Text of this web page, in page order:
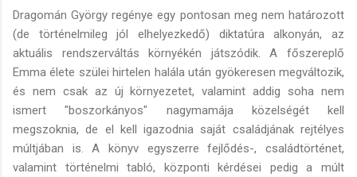
Dragomán György regénye egy pontosan meg nem határozott
(de történelmileg jól elhelyezkedő) diktatúra alkonyán, az
aktuális rendszerváltás környékén játszódik. A főszereplő
Emma élete szülei hirtelen halála után gyökeresen megváltozik,
és nem csak az új környezetet, valamint addig soha nem
ismert "boszorkányos" nagymamája közelségét kell
megszoknia, de el kell igazodnia saját családjának rejtélyes
múltjában is. A könyv egyszerre fejlődés-, családtörténet,
valamint történelmi tabló, központi kérdései pedig a múlt